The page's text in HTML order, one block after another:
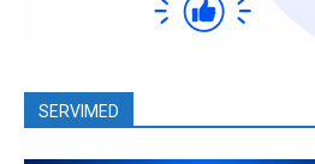
SERVIMED